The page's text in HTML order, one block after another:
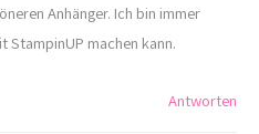
Anhänger. Ich bin immer
StampinUP machen kann.
Antworten